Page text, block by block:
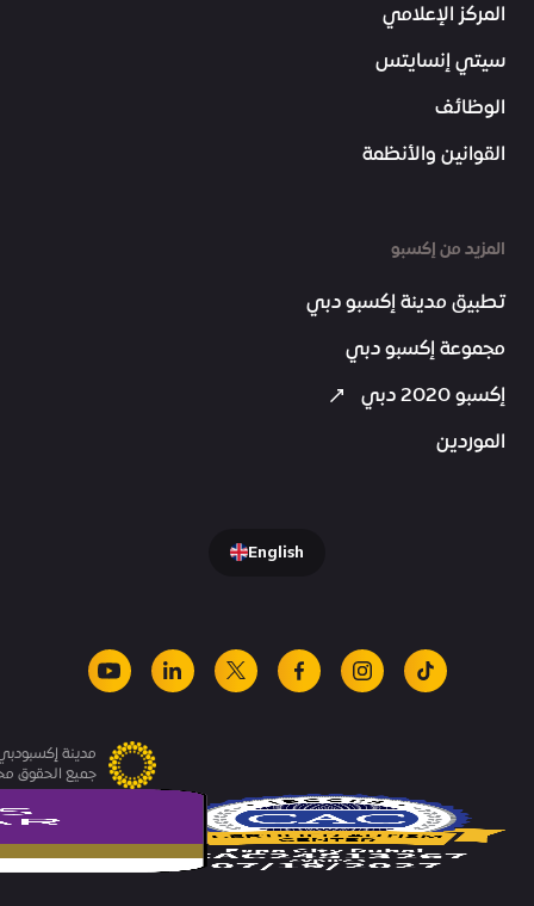
المركز الإعلامي
سيتي إنسايتس
الوظائف
القوانين والأنظمة
المزيد من إكسبو
تطبيق مدينة إكسبو دبي
مجموعة إكسبو دبي
إكسبو 2020 دبي
الموردين
English
tiktok
instagram
facebook
x
linkedin
youtube
مدينة
جميع الحقوق